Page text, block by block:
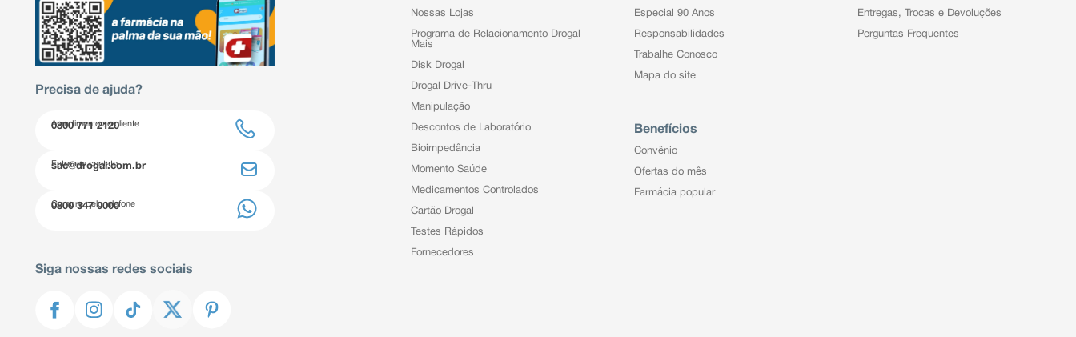
Precisa de ajuda?
Atendimento ao cliente
0800 771 2120
Entre em contato
sac@drogal.com.br
Compre pelo telefone
0800 347 0000
Siga nossas redes sociais
Nossas Lojas
Programa de Relacionamento Drogal
Mais
Disk Drogal
Drogal Drive-Thru
Manipulação
Descontos de Laboratório
Bioimpedância
Momento Saúde
Medicamentos Controlados
Cartão Drogal
Testes Rápidos
Fornecedores
Especial 90 Anos
Responsabilidades
Trabalhe Conosco
Mapa do site
Benefícios
Convênio
Ofertas do mês
Farmácia popular
Entregas, Trocas e Devoluções
Perguntas Frequentes